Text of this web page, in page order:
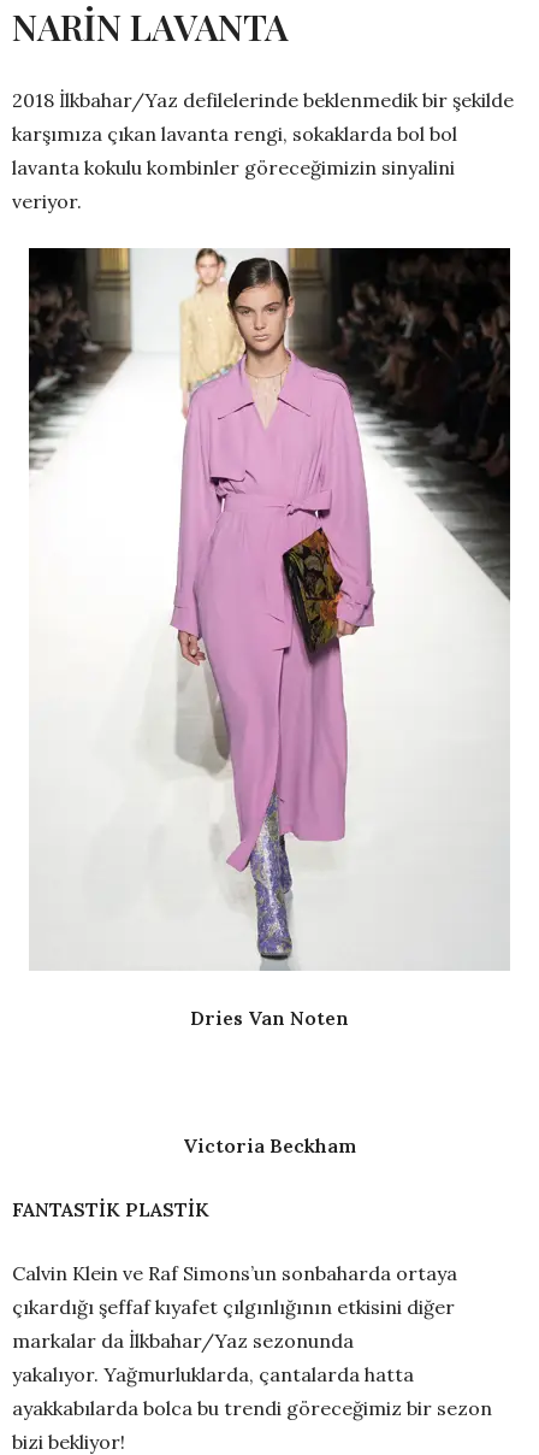
NARİN LAVANTA
2018 İlkbahar/Yaz defilelerinde beklenmedik bir şekilde
karşımıza çıkan lavanta rengi, sokaklarda bol bol
lavanta kokulu kombinler göreceğimizin sinyalini
veriyor.
Dries Van Noten
Victoria Beckham
FANTASTİK PLASTİK
Calvin Klein ve Raf Simons’un sonbaharda ortaya
çıkardığı şeffaf kıyafet çılgınlığının etkisini diğer
markalar da İlkbahar/Yaz sezonunda
yakalıyor. Yağmurluklarda, çantalarda hatta
ayakkabılarda bolca bu trendi göreceğimiz bir sezon
bizi bekliyor!